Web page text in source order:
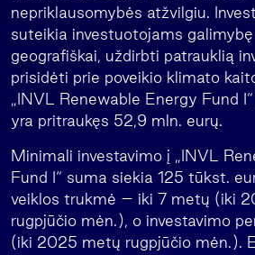
nepriklausomybės atžvilgiu.
suteikia investuotojams
geografiškai, uždirbti patrauklią
prisidėti prie poveikio klimato
„INVL Renewable Energy Fund
yra pritraukęs 52,9 mln. eurų.
Minimali investavimo į „INVL
Fund I“ suma siekia 125 tūkst.
veiklos trukmė – iki 7 metų (iki
rugpjūčio mėn.), o investavimo
(iki 2025 metų rugpjūčio mėn.).